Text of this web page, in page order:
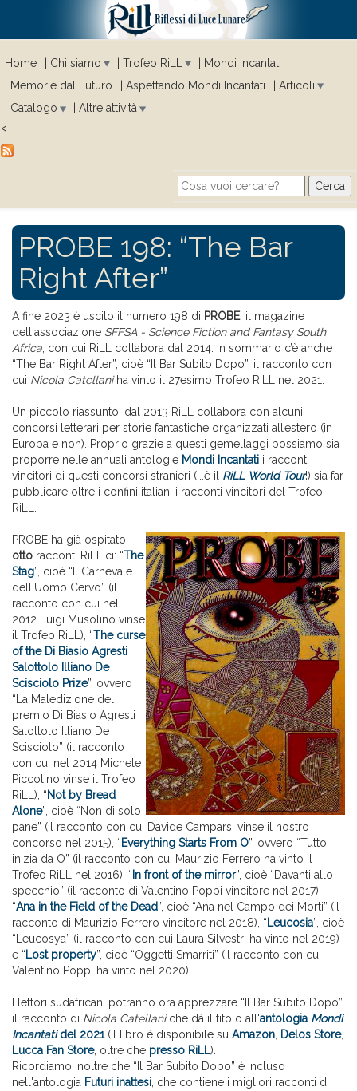
Home Chi siamo Trofeo RiLL
Mondi Incantati
Memorie dal Futuro
Aspettando Mondi Incantati
Articoli
Catalogo
Altre attività
<
Search form
Cerca
PROBE 198: “The Bar
Right After”
A fine 2023 è uscito il numero 198 di PROBE, il magazine
dell'associazione SFFSA - Science Fiction and Fantasy South
Africa , con cui RiLL collabora dal 2014. In sommario c’è anche
“The Bar Right After”, cioè “Il Bar Subito Dopo”, il racconto con
cui Nicola Catellaniha vinto il 27esimo Trofeo RiLL nel 2021.
Un piccolo riassunto: dal 2013 RiLL collabora con alcuni
concorsi letterari per storie fantastiche organizzati all’estero (in
Europa e non). Proprio grazie a questi gemellaggi possiamo sia
proporre nelle annuali antologie Mondi Incantati i racconti
vincitori di questi concorsi stranieri (...è il RiLL World Tour!) sia far
pubblicare oltre i confini italiani i racconti vincitori del Trofeo
RiLL.
PROBE ha già ospitato
otto racconti RiLLici: “The
Stag”, cioè “Il Carnevale
dell'Uomo Cervo” (il
racconto con cui nel
2012 Luigi Musolino vinse
il Trofeo RiLL), “The curse
of the Di Biasio Agresti
Salottolo Illiano De
Scisciolo Prize”, ovvero
“La Maledizione del
premio Di Biasio Agresti
Salottolo Illiano De
Scisciolo” (il racconto
con cui nel 2014 Michele
Piccolino vinse il Trofeo
RiLL), “Not by Bread
Alone”, cioè “Non di solo
pane” (il racconto con cui Davide Camparsi vinse il nostro
concorso nel 2015), “Everything Starts From O”, ovvero “Tutto
inizia da O” (il racconto con cui Maurizio Ferrero ha vinto il
Trofeo RiLL nel 2016), “ In front of the mirror”, cioè “Davanti allo
specchio” (il racconto di Valentino Poppi vincitore nel 2017),
“Ana in the Field of the Dead”, cioè “Ana nel Campo dei Morti” (il
racconto di Maurizio Ferrero vincitore nel 2018), “Leucosia”, cioè
“Leucosya” (il racconto con cui Laura Silvestri ha vinto nel 2019)
e “Lost property”, cioè “Oggetti Smarriti” (il racconto con cui
Valentino Poppi ha vinto nel 2020).
I lettori sudafricani potranno ora apprezzare “Il Bar Subito Dopo”,
il racconto di Nicola Catellaniche dà il titolo all'antologia Mondi
Incantatidel 2021(il libro è disponibile su Amazon Delos Store,
Lucca Fan Store, oltre che presso RiLL).
Ricordiamo inoltre che “Il Bar Subito Dopo” è incluso
nell'antologia Futuri inattesi , che contiene i migliori racconti di